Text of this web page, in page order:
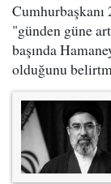
"günden güne
başında
olduğunu